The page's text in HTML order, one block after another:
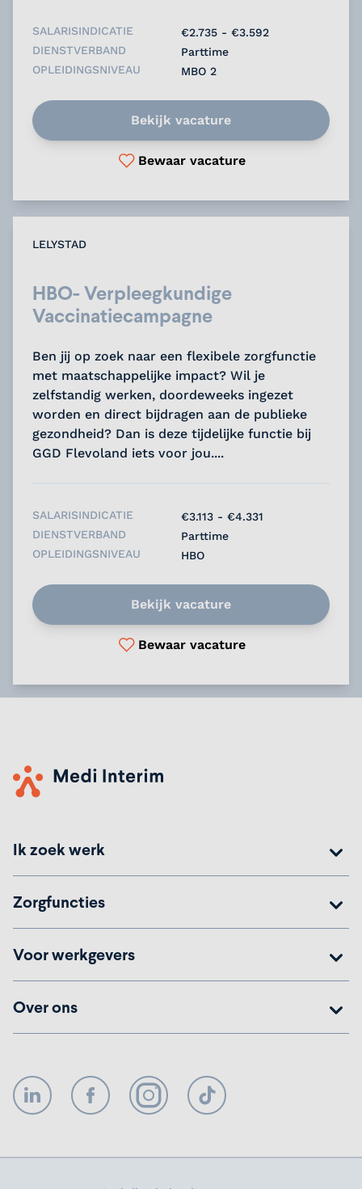
SALARISINDICATIE
€2.735 - €3.592
DIENSTVERBAND
Parttime
OPLEIDINGSNIVEAU
MBO 2
Bekijk vacature
Bewaar vacature
LELYSTAD
HBO- Verpleegkundige
Vaccinatiecampagne
Ben jij op zoek naar een flexibele zorgfunctie
met maatschappelijke impact? Wil je
zelfstandig werken, doordeweeks ingezet
worden en direct bijdragen aan de publieke
gezondheid? Dan is deze tijdelijke functie bij
GGD Flevoland iets voor jou....
SALARISINDICATIE
€3.113 - €4.331
DIENSTVERBAND
Parttime
OPLEIDINGSNIVEAU
HBO
Bekijk vacature
Bewaar vacature
Ik zoek werk
Zorgfuncties
Voor werkgevers
Over ons
LinkedIn FacebookInstagramTikTok